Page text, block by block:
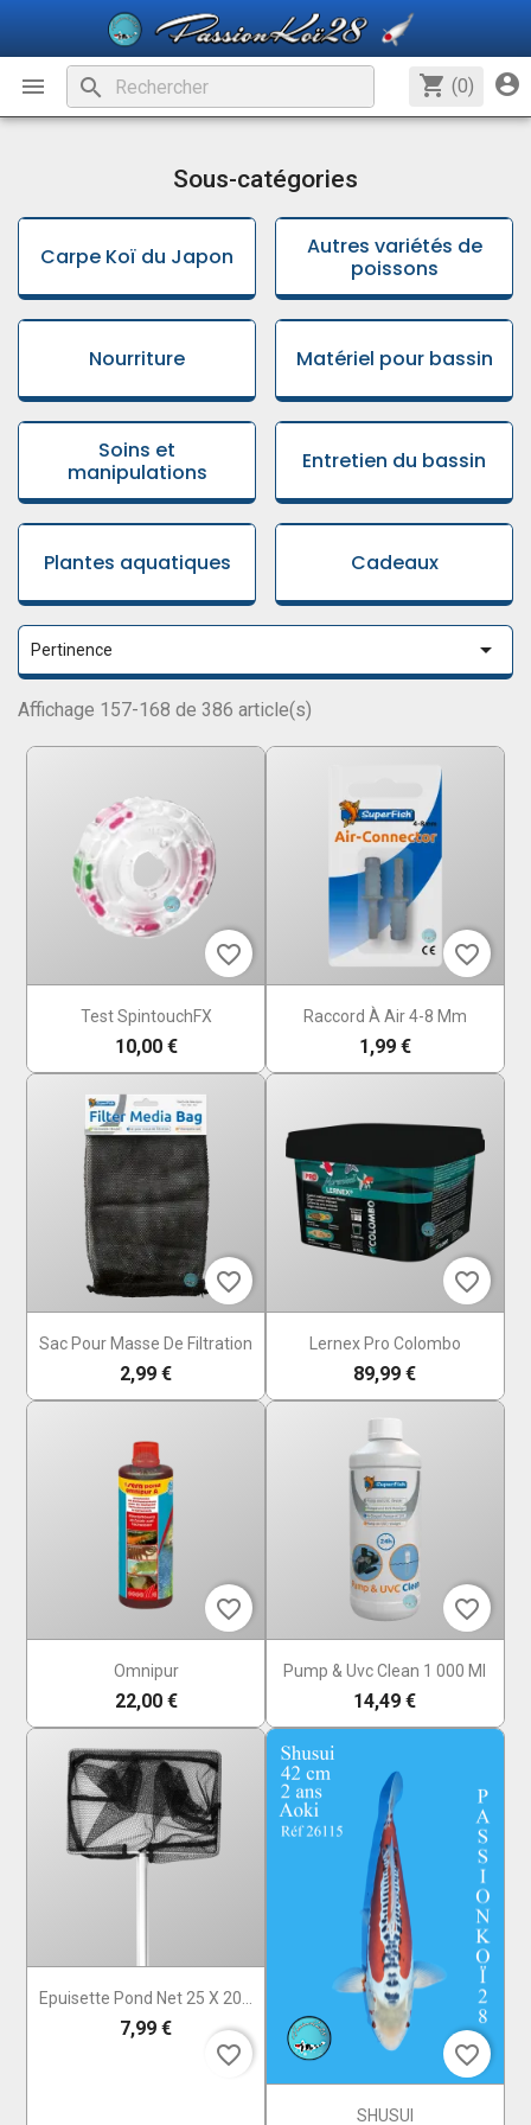
 search shopping_cart (0) account_circle
Sous-catégories
Carpe Koï du Japon
Autres variétés de
poissons
Nourriture Matériel pour bassin
Soins et
manipulations
Entretien du bassin
Plantes aquatiques Cadeaux
Pertinence 
Affichage 157-168 de 386 article(s)
Test SpintouchFX
10,00 €
favorite_border
Raccord À Air 4-8 Mm
1,99 €
favorite_border
Sac Pour Masse De Filtration
2,99 €
favorite_border
Lernex Pro Colombo
89,99 €
favorite_border
Omnipur
22,00 €
favorite_border
Pump & Uvc Clean 1 000 Ml
14,49 €
favorite_border
Epuisette Pond Net 25 X 20...
7,99 €
favorite_border
SHUSUI
favorite_border